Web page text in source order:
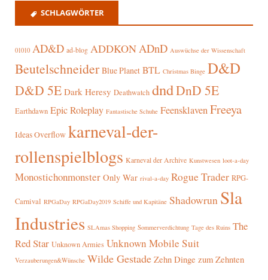
SCHLAGWÖRTER
01010 AD&D ad-blog ADDKON ADnD Auswüchse der Wissenschaft
Beutelschneider Blue Planet BTL Christmas Binge D&D
D&D 5E Dark Heresy Deathwatch dndDnD 5E
Earthdawn Epic Roleplay Fantastische Schuhe FeensklavenFreeya
Ideas Overflow karneval-der-
rollenspielblogs Karneval der Archive Kunstwesen loot-a-day
Monostichonmonster Only War rival-a-day Rogue Trader RPG-
Carnival RPGaDay RPGaDay2019 Schiffe und Kapitäne Shadowrun Sla
Industries SLAmas Shopping Sommerverdichtung Tage des Ruins The
Red Star Unknown Armies Unknown Mobile Suit
Verzauberungen&Wünsche Wilde Gestade Zehn Dinge zum Zehnten